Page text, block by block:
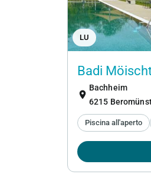
LU
Badi
location_on
Bachheim
6215
Piscina all'aperto